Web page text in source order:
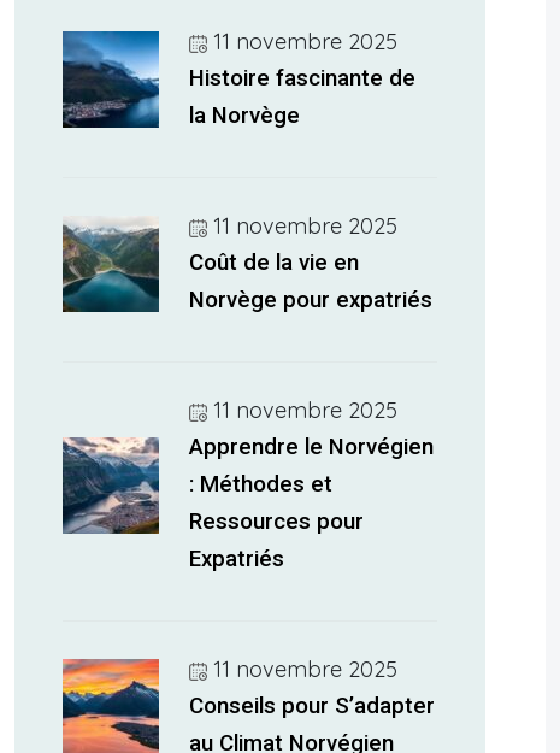
11 novembre 2025
Histoire fascinante de
la Norvège
11 novembre 2025
Coût de la vie en
Norvège pour expatriés
11 novembre 2025
Apprendre le Norvégien
: Méthodes et
Ressources pour
Expatriés
11 novembre 2025
Conseils pour S’adapter
au Climat Norvégien